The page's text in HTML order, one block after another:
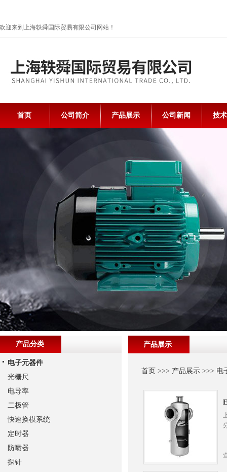
欢迎来到上海轶舜国际贸易有限公司网站！
首页 公司简介 产品展示 公司新闻 技
产品展示
首页 >>> 产品展示 >>> 电
产品分类
电子元器件
光栅尺
电导率
二极管
快速换模系统
定时器
防喷器
探针